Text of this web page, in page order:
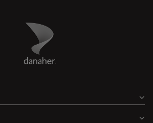
Danaher Logo